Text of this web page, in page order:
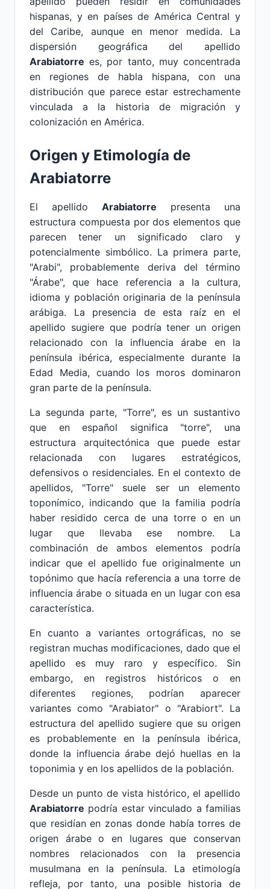
hispanas, y en países de América Central y
del Caribe, aunque en menor medida. La
dispersión geográfica del apellido
Arabiatorre es, por tanto, muy concentrada
en regiones de habla hispana, con una
distribución que parece estar estrechamente
vinculada a la historia de migración y
colonización en América.
Origen y Etimología de
Arabiatorre
El apellido Arabiatorre presenta una
estructura compuesta por dos elementos que
parecen tener un significado claro y
potencialmente simbólico. La primera parte,
"Arabi", probablemente deriva del término
"Árabe", que hace referencia a la cultura,
idioma y población originaria de la península
arábiga. La presencia de esta raíz en el
apellido sugiere que podría tener un origen
relacionado con la influencia árabe en la
península ibérica, especialmente durante la
Edad Media, cuando los moros dominaron
gran parte de la península.
La segunda parte, "Torre", es un sustantivo
que en español significa "torre", una
estructura arquitectónica que puede estar
relacionada con lugares estratégicos,
defensivos o residenciales. En el contexto de
apellidos, "Torre" suele ser un elemento
toponímico, indicando que la familia podría
haber residido cerca de una torre o en un
lugar que llevaba ese nombre. La
combinación de ambos elementos podría
indicar que el apellido fue originalmente un
topónimo que hacía referencia a una torre de
influencia árabe o situada en un lugar con esa
característica.
En cuanto a variantes ortográficas, no se
registran muchas modificaciones, dado que el
apellido es muy raro y específico. Sin
embargo, en registros históricos o en
diferentes regiones, podrían aparecer
variantes como "Arabiator" o "Arabiort". La
estructura del apellido sugiere que su origen
es probablemente en la península ibérica,
donde la influencia árabe dejó huellas en la
toponimia y en los apellidos de la población.
Desde un punto de vista histórico, el apellido
Arabiatorre podría estar vinculado a familias
que residían en zonas donde había torres de
origen árabe o en lugares que conservan
nombres relacionados con la presencia
musulmana en la península. La etimología
refleja, por tanto, una posible historia de